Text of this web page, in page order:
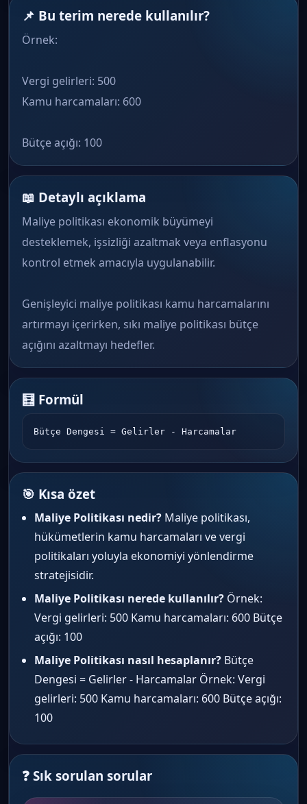
📌 Bu terim nerede kullanılır?
Örnek:
Vergi gelirleri: 500
Kamu harcamaları: 600
Bütçe açığı: 100
📖 Detaylı açıklama
Maliye politikası ekonomik büyümeyi
desteklemek, işsizliği azaltmak veya enflasyonu
kontrol etmek amacıyla uygulanabilir.
Genişleyici maliye politikası kamu harcamalarını
artırmayı içerirken, sıkı maliye politikası bütçe
açığını azaltmayı hedefler.
🧮 Formül
Bütçe Dengesi = Gelirler - Harcamalar
🎯 Kısa özet
Maliye Politikası nedir? Maliye politikası,
hükümetlerin kamu harcamaları ve vergi
politikaları yoluyla ekonomiyi yönlendirme
stratejisidir.
Maliye Politikası nerede kullanılır? Örnek:
Vergi gelirleri: 500 Kamu harcamaları: 600 Bütçe
açığı: 100
Maliye Politikası nasıl hesaplanır? Bütçe
Dengesi = Gelirler - Harcamalar Örnek: Vergi
gelirleri: 500 Kamu harcamaları: 600 Bütçe açığı:
100
❓ Sık sorulan sorular